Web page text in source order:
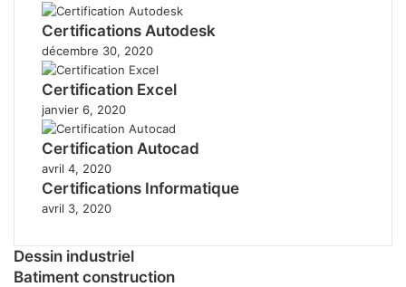
Certifications Autodesk
décembre 30, 2020
Certification Excel
janvier 6, 2020
Certification Autocad
avril 4, 2020
Certifications Informatique
avril 3, 2020
Dessin industriel
Batiment construction